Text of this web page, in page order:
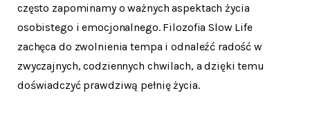
często zapominamy o ważnych aspektach życia
osobistego i emocjonalnego. Filozofia Slow Life
zachęca do zwolnienia tempa i odnaleźć radość w
zwyczajnych, codziennych chwilach, a dzięki temu
doświadczyć prawdziwą pełnię życia.